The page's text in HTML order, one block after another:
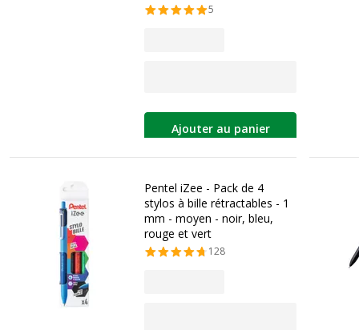
5
Ajouter au panier
Pentel iZee - Pack de 4
stylos à bille rétractables - 1
mm - moyen - noir, bleu,
rouge et vert
128